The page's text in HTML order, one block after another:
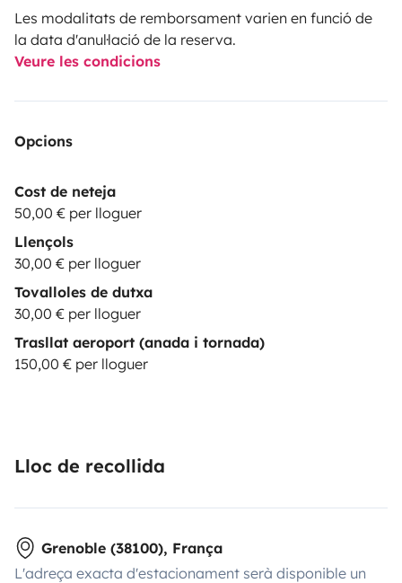
Les modalitats de remborsament varien en funció de
la data d'anul·lació de la reserva.
Veure les condicions
Opcions
Cost de neteja
50,00 € per lloguer
Llençols
30,00 € per lloguer
Tovalloles de dutxa
30,00 € per lloguer
Trasllat aeroport (anada i tornada)
150,00 € per lloguer
Lloc de recollida
Grenoble (38100), França
L'adreça exacta d'estacionament serà disponible un